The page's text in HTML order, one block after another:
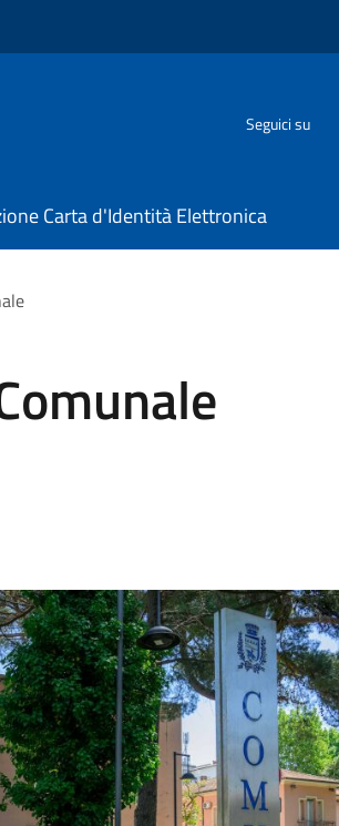
Seguici su
Carta d'Identità Elettronica